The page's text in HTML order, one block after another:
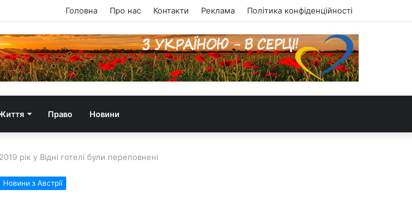
Головна Про нас Контакти Реклама Політика конфіденційності
Право Новини
рік у Відні готелі були переповнені
Новини з Австрії